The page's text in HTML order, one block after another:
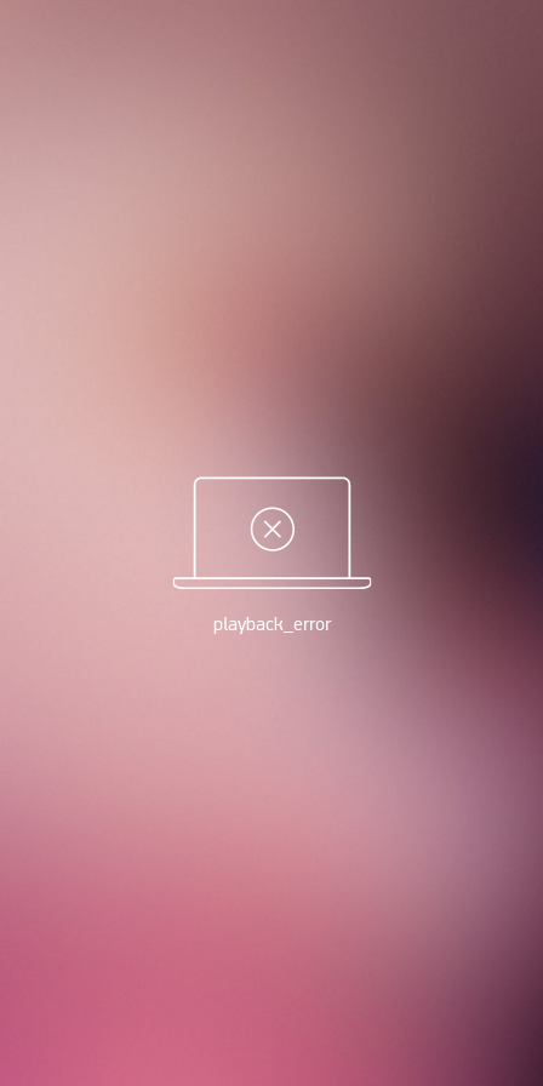
playback_error